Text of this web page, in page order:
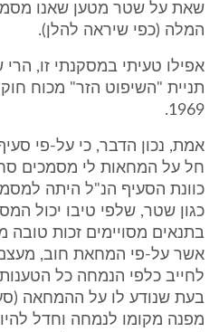
שאת על שטר מטען שאנו
המלה (כפי שיראה להלן).
אפילו טעיתי במסקנתי זו,
תניית "השיפוט הזר" מכוח
1969.
חל על המחאות לי מסמכים
כוונת הסעיף הנ"ל היתה
כגון שטר, שלפי טיבו יכול
בתנאים מסויימים זכות טובה
אשר על-פי המחאת חוב, מעצם
לחייב כלפי הנמחה כל
מפנה מקומו לנמחה וחדל